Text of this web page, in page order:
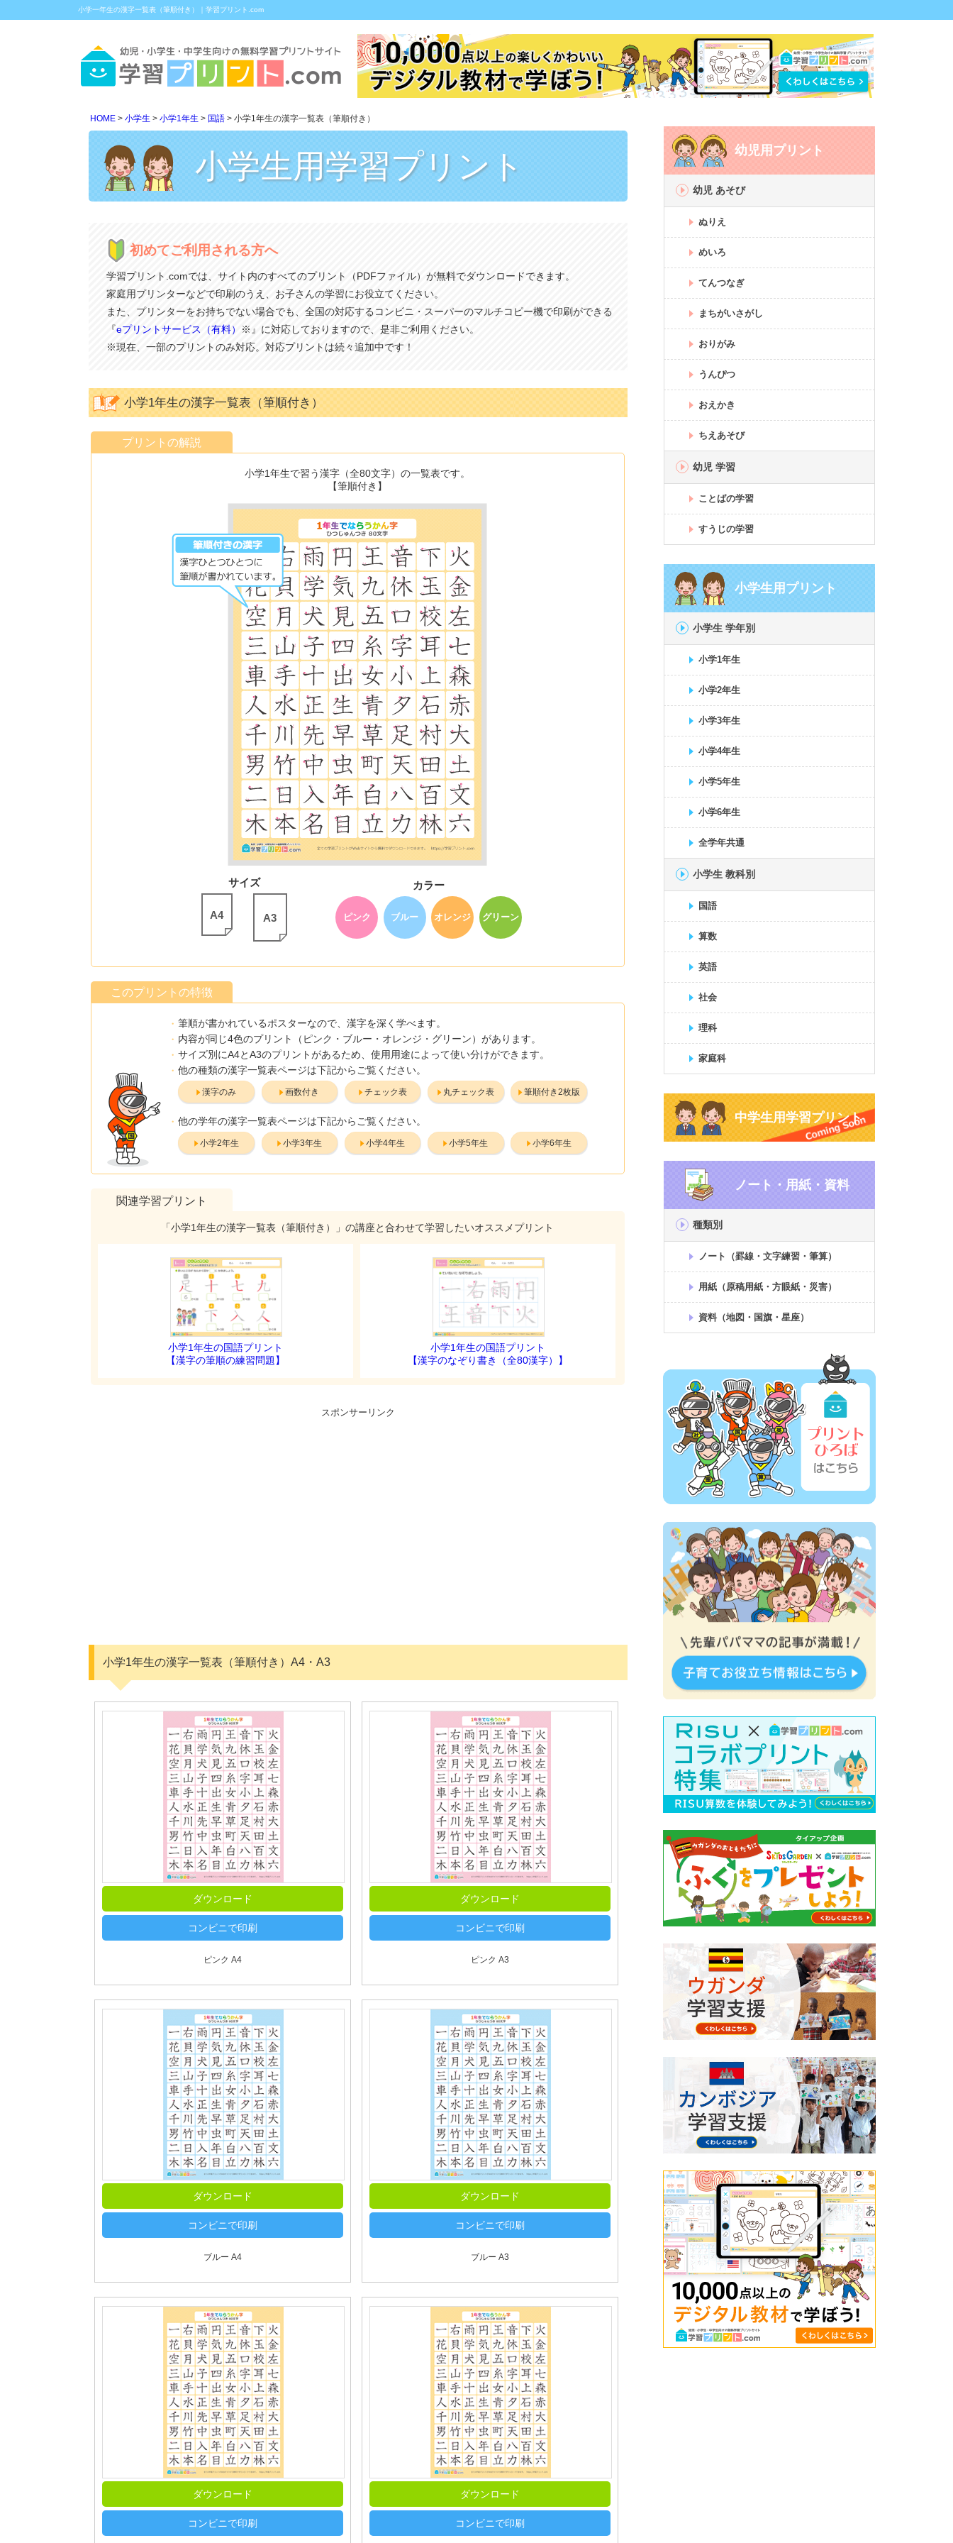
小学一年生の漢字一覧表（筆順付き）｜学習プリント.com
HOME 小学生 小学1年生 国語 小学1年生の漢字一覧表（筆順付き）
小学生用学習プリント
初めてご利用される方へ
学習プリント.comでは、サイト内のすべてのプリント（PDFファイル）が無料でダウンロードできます。
家庭用プリンターなどで印刷のうえ、お子さんの学習にお役立てください。
また、プリンターをお持ちでない場合でも、全国の対応するコンビニ・スーパーのマルチコピー機で印刷ができる
『eプリントサービス（有料）
※』に対応しておりますので、是非ご利用ください。
※現在、一部のプリントのみ対応。対応プリントは続々追加中です！
小学1年生の漢字一覧表（筆順付き）
プリントの解説
小学1年生で習う漢字（全80文字）の一覧表です。
【筆順付き】
サイズ
A4 A3
カラー
ピンク ブルー オレンジ グリーン
このプリントの特徴
筆順が書かれているポスターなので、漢字を深く学べます。
内容が同じ4色のプリント（ピンク・ブルー・オレンジ・グリーン）があります。
サイズ別にA4とA3のプリントがあるため、使用用途によって使い分けができます。
他の種類の漢字一覧表ページは下記からご覧ください。
漢字のみ 画数付き チェック表 丸チェック表 筆順付き2枚版
他の学年の漢字一覧表ページは下記からご覧ください。
小学2年生 小学3年生 小学4年生 小学5年生 小学6年生
関連学習プリント
「小学1年生の漢字一覧表（筆順付き）」の講座と合わせて学習したいオススメプリント
小学1年生の国語プリント
【漢字の筆順の練習問題】
小学1年生の国語プリント
【漢字のなぞり書き（全80漢字）】
スポンサーリンク
小学1年生の漢字一覧表（筆順付き）A4・A3
ダウンロード
コンビニで印刷
ピンク A4
ダウンロード
コンビニで印刷
ピンク A3
ダウンロード
コンビニで印刷
ブルー A4
ダウンロード
コンビニで印刷
ブルー A3
ダウンロード
コンビニで印刷
ダウンロード
コンビニで印刷
幼児用プリント
幼児 あそび
ぬりえ
めいろ
てんつなぎ
まちがいさがし
おりがみ
うんぴつ
おえかき
ちえあそび
幼児 学習
ことばの学習
すうじの学習
小学生用プリント
小学生 学年別
小学1年生
小学2年生
小学3年生
小学4年生
小学5年生
小学6年生
全学年共通
小学生 教科別
国語
算数
英語
社会
理科
家庭科
中学生用学習プリント
ノート・用紙・資料
種類別
ノート（罫線・文字練習・筆算）
用紙（原稿用紙・方眼紙・災害）
資料（地図・国旗・星座）